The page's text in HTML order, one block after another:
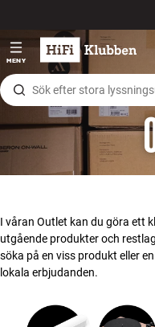
MENY
HiFi
Högtalare
Skivspelare
Hörlurar
Surround
TV
I våran Outlet kan du göra ett
utgående produkter och
söka på en viss produkt eller
lokala erbjudanden.